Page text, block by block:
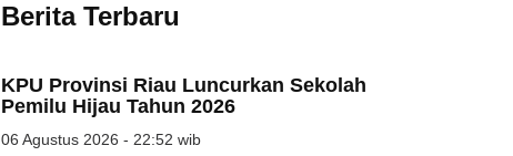
Berita Terbaru
KPU Provinsi Riau Luncurkan Sekolah
Pemilu Hijau Tahun 2026
06 Agustus 2026 - 22:52 wib